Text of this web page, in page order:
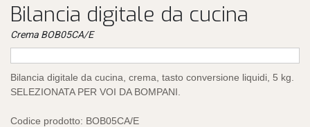
Bilancia digitale da cucina
Crema BOB05CA/E
Bilancia digitale da cucina, crema, tasto conversione liquidi, 5 kg.
SELEZIONATA PER VOI DA BOMPANI.
Codice prodotto: BOB05CA/E